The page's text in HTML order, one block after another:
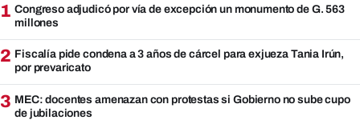
1 Congreso adjudicó por vía de excepción un monumento de G. 563
millones
2 Fiscalía pide condena a 3 años de cárcel para exjueza Tania Irún,
por prevaricato
3 MEC: docentes amenazan con protestas si Gobierno no sube cupo
de jubilaciones